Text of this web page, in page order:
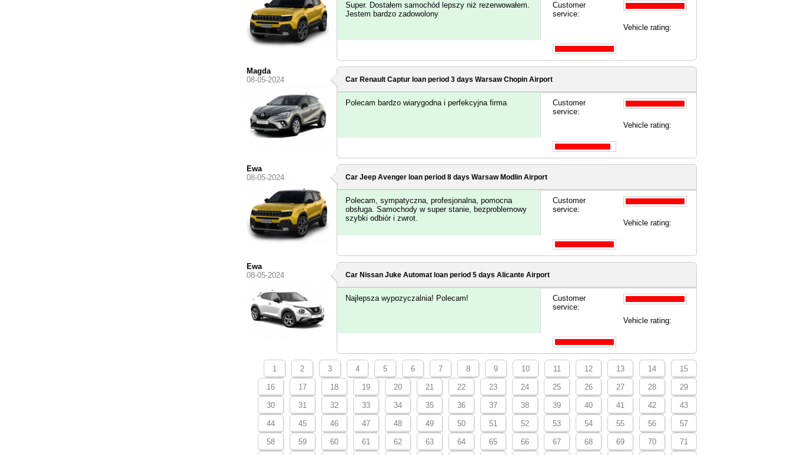
Super. Dostałem samochód lepszy niż rezerwowałem.
Jestem bardzo zadowolony
Customer
service:
Vehicle rating:
Magda
08-05-2024
Car Renault Captur loan period 3 days Warsaw Chopin Airport
Polecam bardzo wiarygodna i perfekcyjna firma
Customer
service:
Vehicle rating:
Ewa
08-05-2024
Car Jeep Avenger loan period 8 days Warsaw Modlin Airport
Polecam, sympatyczna, profesjonalna, pomocna
obsługa. Samochody w super stanie, bezproblemowy
szybki odbiór i zwrot.
Customer
service:
Vehicle rating:
Ewa
08-05-2024
Car Nissan Juke Automat loan period 5 days Alicante Airport
Najlepsza wypozyczalnia! Polecam!
Customer
service:
Vehicle rating:
1 2 3 4 5 6 7 8 9 10 11 12 13 14 15
16 17 18 19 20 21 22 23 24 25 26 27 28 29
30 31 32 33 34 35 36 37 38 39 40 41 42 43
44 45 46 47 48 49 50 51 52 53 54 55 56 57
58 59 60 61 62 63 64 65 66 67 68 69 70 71